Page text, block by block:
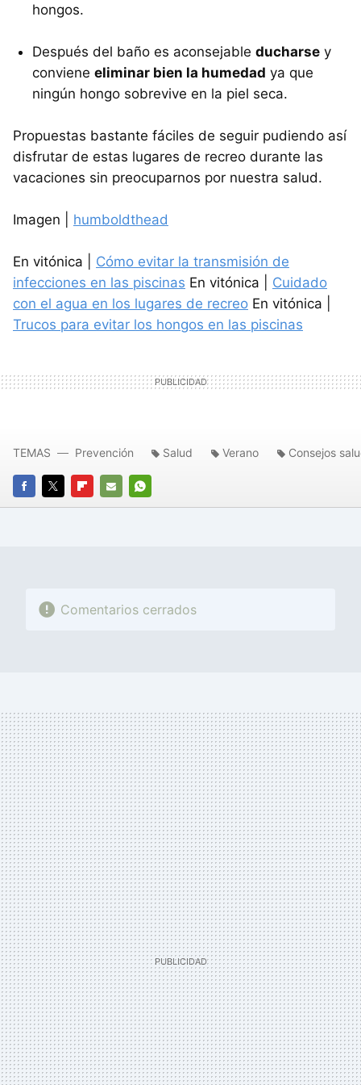
hongos.
Después del baño es aconsejable ducharse y
conviene eliminar bien la humedad ya que
ningún hongo sobrevive en la piel seca.
Propuestas bastante fáciles de seguir pudiendo así
disfrutar de estas lugares de recreo durante las
vacaciones sin preocuparnos por nuestra salud.
Imagen | humboldthead
En vitónica | Cómo evitar la transmisión de
infecciones en las piscinas En vitónica | Cuidado
con el agua en los lugares de recreo En vitónica |
Trucos para evitar los hongos en las piscinas
FACEBOOK
TWITTERFLIPBOARD
E-
WHATSAPP
TEMAS Prevención Salud Verano Consejos
Comentarios cerrados